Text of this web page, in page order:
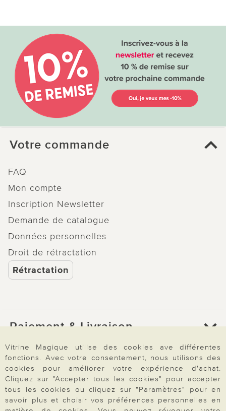
Votre commande
FAQ
Mon compte
Inscription Newsletter
Demande de catalogue
Données personnelles
Droit de rétractation
Rétractation
Paiement & Livraison
À propos de nous
Besoin d'aide?
Vitrine Magique utilise des cookies ave différentes
fonctions. Avec votre consentement, nous utilisons des
cookies pour améliorer votre expérience d'achat.
Cliquez sur "Accepter tous les cookies" pour accepter
tous les cookies ou cliquez sur "Paramètres" pour en
savoir plus et choisir vos préférences personnelles en